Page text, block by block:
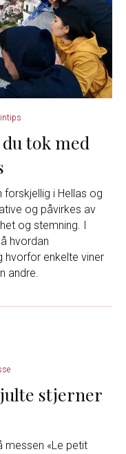
tok med
i Hellas og
og påvirkes av
og stemning. I
hvordan
enkelte viner
andre.
stjerner
messen «Le petit